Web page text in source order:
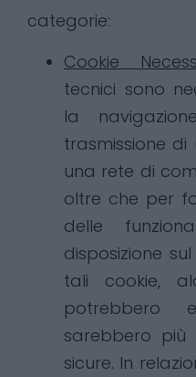
categorie:
Cookie
tecnici sono
la
trasmissione di
una rete di
oltre che per
delle
disposizione
tali cookie,
potrebbero
sarebbero più
sicure. In